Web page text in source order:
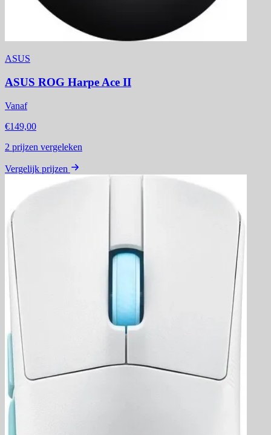
ASUS
ASUS ROG Harpe Ace II
Vanaf
€149,00
2 prijzen vergeleken
Vergelijk prijzen